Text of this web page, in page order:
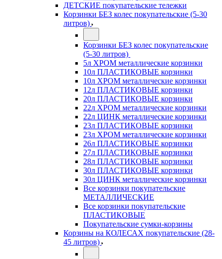
ДЕТСКИЕ покупательские тележки
Корзинки БЕЗ колес покупательские (5-30
литров)
Корзинки БЕЗ колес покупательские
(5-30 литров)
5л ХРОМ металлические корзинки
10л ПЛАСТИКОВЫЕ корзинки
10л ХРОМ металлические корзинки
12л ПЛАСТИКОВЫЕ корзинки
20л ПЛАСТИКОВЫЕ корзинки
22л ХРОМ металлические корзинки
22л ЦИНК металлические корзинки
23л ПЛАСТИКОВЫЕ корзинки
23л ХРОМ металлические корзинки
26л ПЛАСТИКОВЫЕ корзинки
27л ПЛАСТИКОВЫЕ корзинки
28л ПЛАСТИКОВЫЕ корзинки
30л ПЛАСТИКОВЫЕ корзинки
30л ЦИНК металлические корзинки
Все корзинки покупательские
МЕТАЛЛИЧЕСКИЕ
Все корзинки покупательские
ПЛАСТИКОВЫЕ
Покупательские сумки-корзины
Корзины на КОЛЕСАХ покупательские (28-
45 литров)